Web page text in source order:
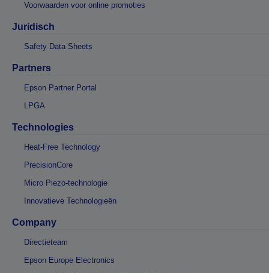
Voorwaarden voor online promoties
Juridisch
Safety Data Sheets
Partners
Epson Partner Portal
LPGA
Technologies
Heat-Free Technology
PrecisionCore
Micro Piezo-technologie
Innovatieve Technologieën
Company
Directieteam
Epson Europe Electronics